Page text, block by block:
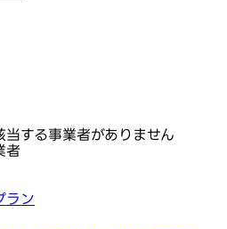
当する事業者がありません
者
ラン